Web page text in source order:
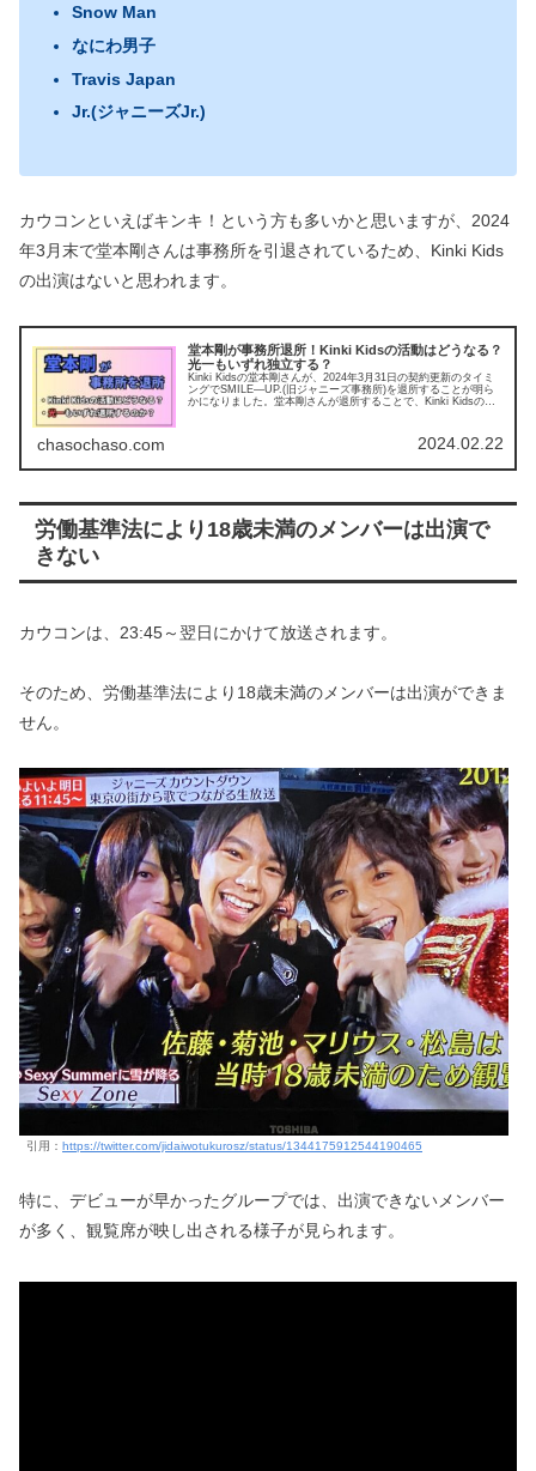
Snow Man
なにわ男子
Travis Japan
Jr.(ジャニーズJr.)
カウコンといえばキンキ！という方も多いかと思いますが、2024
年3月末で堂本剛さんは事務所を引退されているため、Kinki Kids
の出演はないと思われます。
堂本剛が事務所退所！Kinki Kidsの活動はどうなる？
光一もいずれ独立する？
Kinki Kidsの堂本剛さんが、2024年3月31日の契約更新のタイミ
ングでSMILE―UP.(旧ジャニーズ事務所)を退所することが明ら
かになりました。堂本剛さんが退所することで、Kinki Kidsの活
chasochaso.com 2024.02.22
労働基準法により18歳未満のメンバーは出演で
きない
カウコンは、23:45～翌日にかけて放送されます。
そのため、労働基準法により18歳未満のメンバーは出演ができま
せん。
引用： https://twitter.com/jidaiwotukurosz/status/1344175912544190465
特に、デビューが早かったグループでは、出演できないメンバー
が多く、観覧席が映し出される様子が見られます。